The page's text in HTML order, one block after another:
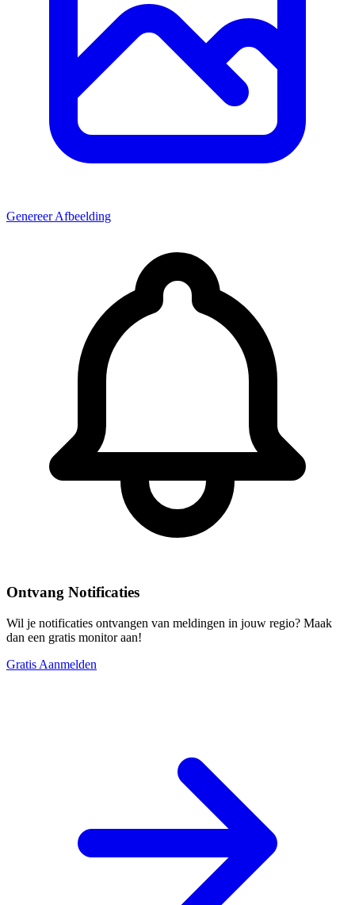
Genereer Afbeelding
Ontvang Notificaties
Wil je notificaties ontvangen van meldingen in jouw regio? Maak
dan een gratis monitor aan!
Gratis Aanmelden